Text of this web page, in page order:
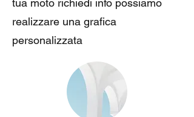
tua moto richiedi info possiamo
realizzare una grafica
personalizzata